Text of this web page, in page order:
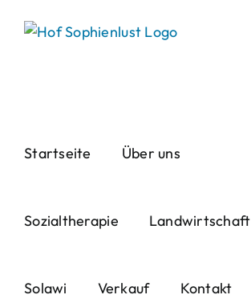
Startseite Über uns
Sozialtherapie Landwirtschaft
Solawi Verkauf Kontakt